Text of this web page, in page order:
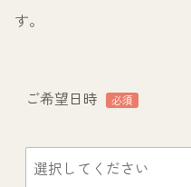
す。
ご希望日時 必須